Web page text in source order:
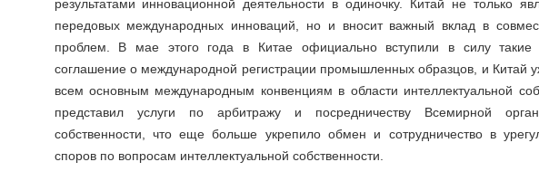
результатами инновационной деятельности в одиночку. Китай не только
передовых международных инноваций, но и вносит важный вклад в
проблем. В мае этого года в Китае официально вступили в силу такие
соглашение о международной регистрации промышленных образцов, и Китай
всем основным международным конвенциям в области интеллектуальной
представил услуги по арбитражу и посредничеству Всемирной
собственности, что еще больше укрепило обмен и сотрудничество в
споров по вопросам интеллектуальной собственности.